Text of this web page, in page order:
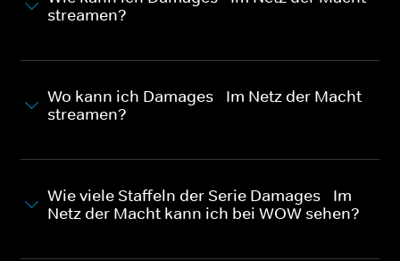
streamen?
Wo kann ich Damages - Im Netz der Macht
streamen?
Wie viele Staffeln der Serie Damages - Im
Netz der Macht kann ich bei WOW sehen?